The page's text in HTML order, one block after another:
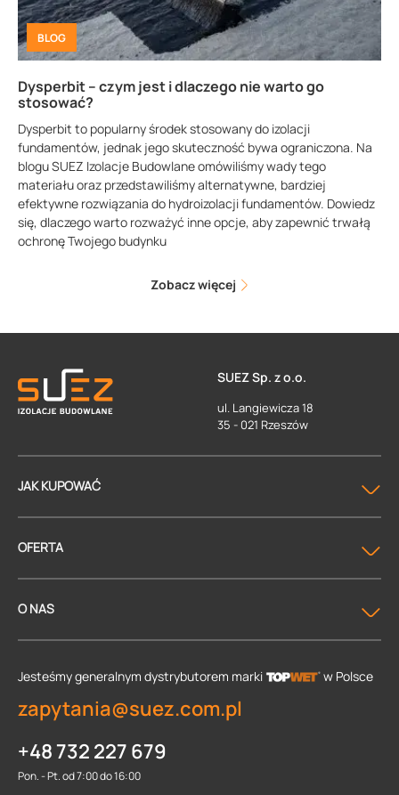
BLOG
Dysperbit – czym jest i dlaczego nie warto go
stosować?
Dysperbit to popularny środek stosowany do izolacji
fundamentów, jednak jego skuteczność bywa ograniczona. Na
blogu SUEZ Izolacje Budowlane omówiliśmy wady tego
materiału oraz przedstawiliśmy alternatywne, bardziej
efektywne rozwiązania do hydroizolacji fundamentów. Dowiedz
się, dlaczego warto rozważyć inne opcje, aby zapewnić trwałą
ochronę Twojego budynku
Zobacz więcej
SUEZ Sp. z o.o.
ul. Langiewicza 18
35 - 021 Rzeszów
JAK KUPOWAĆ
OFERTA
O NAS
Jesteśmy generalnym dystrybutorem marki w Polsce
zapytania@suez.com.pl
+48 732 227 679
Pon. - Pt. od 7:00 do 16:00